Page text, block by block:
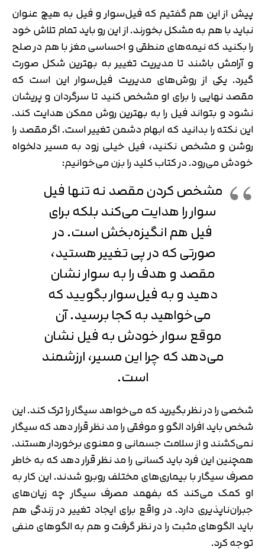
پیش از این هم گفتیم که فیل‌سوار و فیل به هیچ عنوان
نباید با هم به مشکل بخورند. از این رو باید تمام تلاش خود
را بکنید که نیمه‌های منطقی و احساسی مغز با هم در صلح
و آرامش باشند تا مدیریت تغییر به بهترین شکل صورت
گیرد. یکی از روش‌های مدیریت فیل‌سوار این است که
مقصد نهایی را برای او مشخص کنید تا سرگردان و پریشان
نشود و بتواند فیل را به بهترین روش ممکن هدایت کند.
این نکته را بدانید که ابهام دشمن تغییر است. اگر مقصد را
روشن و مشخص نکنید، فیل خیلی زود به مسیر دلخواه
خودش می‌رود. در کتاب کلید را بزن می‌خوانیم:
مشخص‌ کردن مقصد نه تنها فیل
سوار را هدایت می‌کند بلکه برای
فیل هم انگیزه‌بخش است. در
صورتی که در پی تغییر هستید،
مقصد و هدف را به سوار نشان
دهید و به فیل‌سوار بگویید که
می‌خواهید به کجا برسید. آن
موقع سوار خودش به فیل نشان
می‌دهد که چرا این مسیر، ارزشمند
است.
شخصی را در نظر بگیرید که می‌خواهد سیگار را ترک کند. این
شخص باید افراد الگو و موفقی را مد نظر قرار دهد که سیگار
نمی‌کشند و از سلامت جسمانی و معنوی برخوردار هستند.
همچنین این فرد باید کسانی را مد نظر قرار دهد که به خاطر
مصرف سیگار با بیماری‌های مختلف روبرو شدند. این کار به
او کمک می‌کند که بفهمد مصرف سیگار چه زیان‌های
جبران‌ناپذیری دارد. در واقع برای ایجاد تغییر در زندگی هم
باید الگوهای مثبت را در نظر گرفت و هم به الگوهای منفی
توجه کرد.
تایید کد
اصلاح شماره
دریافت مجدد کد: 00:59